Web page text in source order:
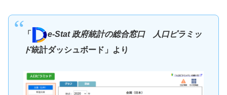
「
e-Stat 政府統計の総合窓口 人口ピラミッ
ド統計ダッシュボード」より